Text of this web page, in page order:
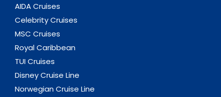
AIDA Cruises
Celebrity Cruises
MSC Cruises
Royal Caribbean
TUI Cruises
Disney Cruise Line
Norwegian Cruise Line